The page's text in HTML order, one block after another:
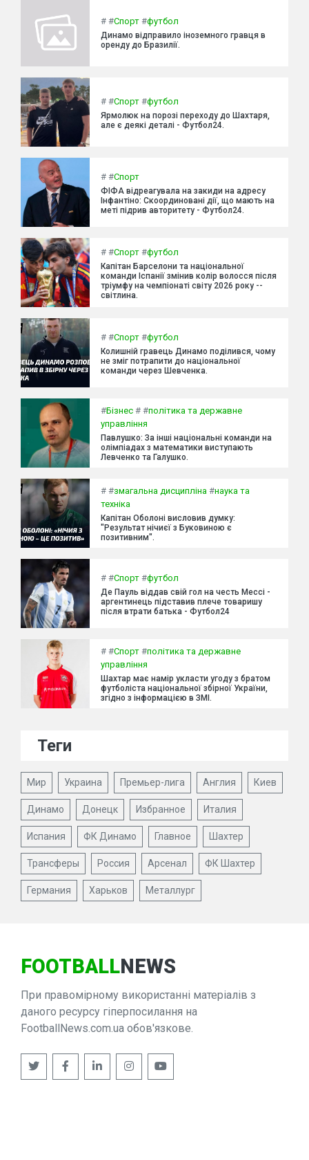
# #Спорт #футбол
Динамо відправило іноземного гравця в
оренду до Бразилії.
# #Спорт #футбол
Ярмолюк на порозі переходу до Шахтаря,
але є деякі деталі - Футбол24.
# #Спорт
ФІФА відреагувала на закиди на адресу
Інфантіно: Скоординовані дії, що мають на
меті підрив авторитету - Футбол24.
# #Спорт #футбол
Капітан Барселони та національної
команди Іспанії змінив колір волосся після
тріумфу на чемпіонаті світу 2026 року --
світлина.
# #Спорт #футбол
Колишній гравець Динамо поділився, чому
не зміг потрапити до національної
команди через Шевченка.
#Бізнес # #політика та державне
управління
Павлушко: За інші національні команди на
олімпіадах з математики виступають
Левченко та Галушко.
# #змагальна дисципліна #наука та
техніка
Капітан Оболоні висловив думку:
"Результат нічиєї з Буковиною є
позитивним".
# #Спорт #футбол
Де Пауль віддав свій гол на честь Мессі -
аргентинець підставив плече товаришу
після втрати батька - Футбол24
# #Спорт #політика та державне
управління
Шахтар має намір укласти угоду з братом
футболіста національної збірної України,
згідно з інформацією в ЗМІ.
Теги
Мир Украина Премьер-лига Англия Киев
Динамо Донецк Избранное Италия
Испания ФК Динамо Главное Шахтер
Трансферы Россия Арсенал ФК Шахтер
Германия Харьков Металлург
FOOTBALLNEWS
При правомірному використанні матеріалів з
даного ресурсу гіперпосилання на
FootballNews.com.ua обов'язкове.